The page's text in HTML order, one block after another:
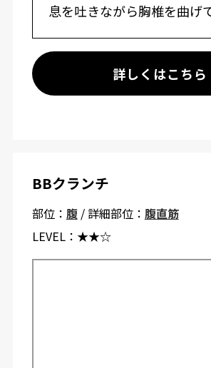
息を吐きながら胸椎を曲げ
詳しくはこちら
BBクランチ
部位： 腹/ 詳細部位： 腹直筋
LEVEL： ★★☆